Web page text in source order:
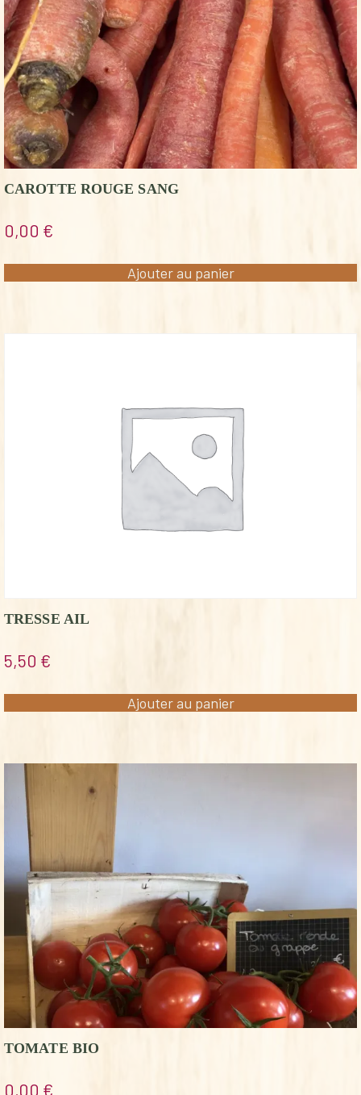
CAROTTE ROUGE SANG
0,00 €
Ajouter au panier
TRESSE AIL
5,50 €
Ajouter au panier
TOMATE BIO
0,00 €